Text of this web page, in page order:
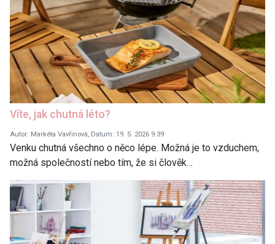
Víte, jak chutná léto?
Autor: Markéta Vavřinová, Datum: 19. 5. 2026 9:39
Venku chutná všechno o něco lépe. Možná je to vzduchem,
možná společností nebo tím, že si člověk…